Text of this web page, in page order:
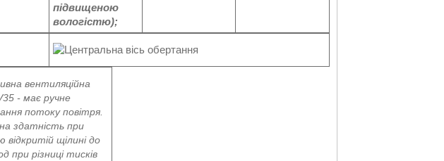
підвищеною
вологістю);
вентиляційна
- має ручне
потоку повітря.
здатність при
відкритій щілині до
при різниці тисків